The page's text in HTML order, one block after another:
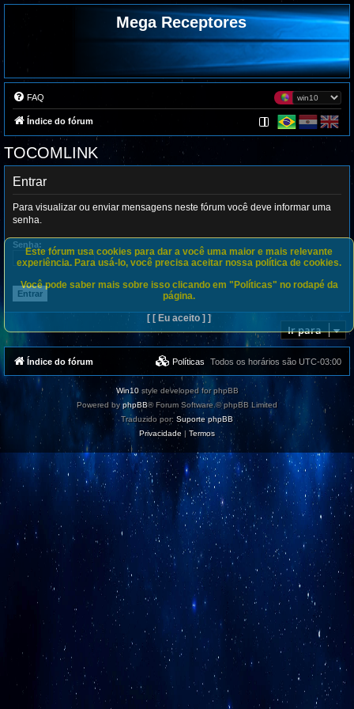
Mega Receptores
FAQ
Índice do fórum
TOCOMLINK
Entrar
Para visualizar ou enviar mensagens neste fórum você deve informar uma
senha.
Senha:
Ir para
Este fórum usa cookies para dar a você uma maior e mais relevante
experiência. Para usá-lo, você precisa aceitar nossa política de cookies.
Você pode saber mais sobre isso clicando em "Políticas" no rodapé da
página.
[ [ Eu aceito ] ]
Índice do fórum Todos os horários são UTC-03:00
Políticas
Win10style developed for phpBB
Powered byphpBB® Forum Software © phpBB Limited
Traduzido por: Suporte phpBB
Privacidade | Termos